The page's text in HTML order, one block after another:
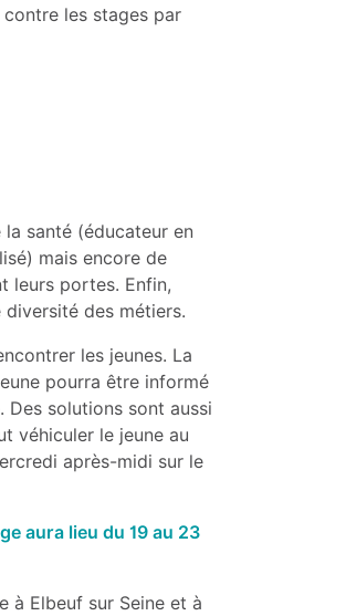
les stages par
santé (éducateur en
mais encore de
leurs portes. Enfin,
diversité des métiers.
les jeunes. La
pourra être informé
solutions sont aussi
véhiculer le jeune au
après-midi sur le
aura lieu du 19 au 23
à Elbeuf sur Seine et à